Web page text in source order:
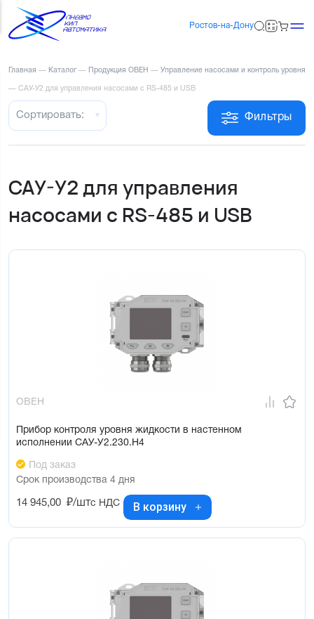
Ростов-на-Дону
Главная — Каталог — Продукция ОВЕН — Управление насосами и контроль уровня
— САУ-У2 для управления насосами с RS-485 и USB
Фильтры
Сортировать:
САУ-У2 для управления
насосами с RS-485 и USB
ОВЕН
Прибор контроля уровня жидкости в настенном
исполнении САУ-У2.230.Н4
Под заказ
Срок производства 4 дня
14 945,00 ₽/штс НДС В корзину